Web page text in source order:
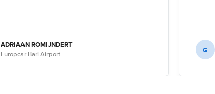
ADRIAAN ROMIJNDERT
Europcar Bari Airport G